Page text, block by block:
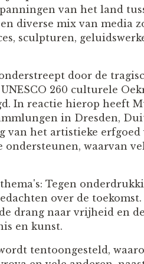
van het land
diverse mix van media
sculpturen,
door de
260 culturele
In reactie hierop heeft
in Dresden,
van het artistieke
ondersteunen, waarvan
Tegen
over de
drang naar vrijheid en
en kunst.
tentoongesteld,